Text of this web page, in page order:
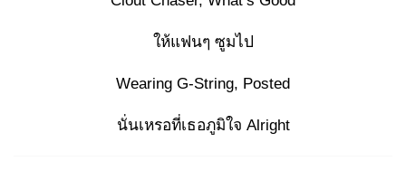
ให้แฟนๆ ซูมไป
Wearing G-String, Posted
นั่นเหรอที่เธอภูมิใจ Alright